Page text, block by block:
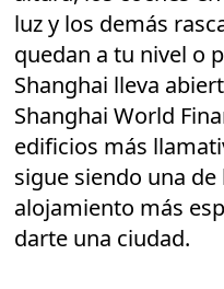
luz y los demás
quedan a tu nivel o
Shanghai lleva
Shanghai World
edificios más
sigue siendo una
alojamiento más
darte una ciudad.